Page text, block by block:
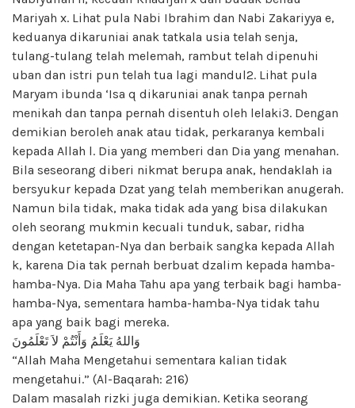
Mariyah x. Lihat pula Nabi Ibrahim dan Nabi Zakariyya e,
keduanya dikaruniai anak tatkala usia telah senja,
tulang-tulang telah melemah, rambut telah dipenuhi
uban dan istri pun telah tua lagi mandul2. Lihat pula
Maryam ibunda ‘Isa q dikaruniai anak tanpa pernah
menikah dan tanpa pernah disentuh oleh lelaki3. Dengan
demikian beroleh anak atau tidak, perkaranya kembali
kepada Allah l. Dia yang memberi dan Dia yang menahan.
Bila seseorang diberi nikmat berupa anak, hendaklah ia
bersyukur kepada Dzat yang telah memberikan anugerah.
Namun bila tidak, maka tidak ada yang bisa dilakukan
oleh seorang mukmin kecuali tunduk, sabar, ridha
dengan ketetapan-Nya dan berbaik sangka kepada Allah
k, karena Dia tak pernah berbuat dzalim kepada hamba-
hamba-Nya. Dia Maha Tahu apa yang terbaik bagi hamba-
hamba-Nya, sementara hamba-hamba-Nya tidak tahu
apa yang baik bagi mereka.
وَاللهُ يَعْلَمُ وَأَنْتُمْ لاَ تَعْلَمُونَ
“Allah Maha Mengetahui sementara kalian tidak
mengetahui.” (Al-Baqarah: 216)
Dalam masalah rizki juga demikian. Ketika seorang